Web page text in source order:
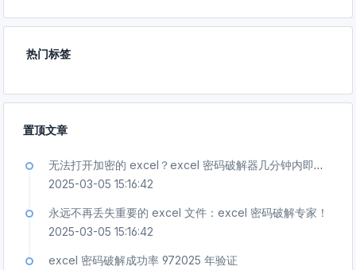
热门标签
置顶文章
无法打开加密的 excel？excel 密码破解器几分钟内即可解锁！
2025-03-05 15:16:42
永远不再丢失重要的 excel 文件：excel 密码破解专家！
2025-03-05 15:16:42
excel 密码破解成功率 972025 年验证